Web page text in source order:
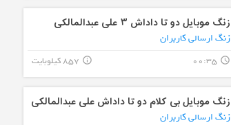
زنگ موبایل دو تا داداش ۳ علی عبدالمالکی
زنگ ارسالی کاربران
query_builder
00:35 857 کیلوبایت info_outline
زنگ موبایل بی کلام دو تا داداش علی عبدالمالکی
زنگ ارسالی کاربران